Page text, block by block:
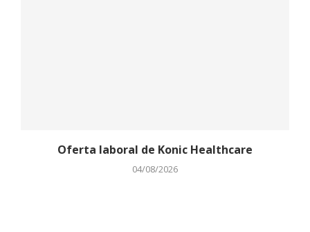
Oferta laboral de Konic Healthcare
04/08/2026